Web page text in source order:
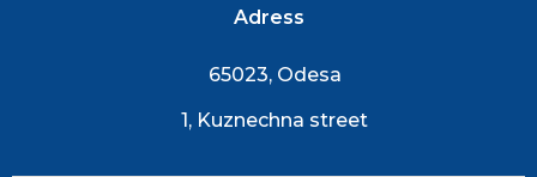
Adress
65023, Odesa
1, Kuznechna street